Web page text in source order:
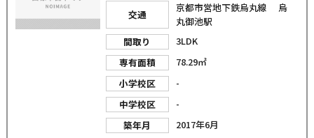
交通
京都市営地下鉄烏丸線 烏
丸御池駅
間取り
3LDK
専有面積
78.29㎡
小学校区
-
中学校区
-
築年月
2017年6月